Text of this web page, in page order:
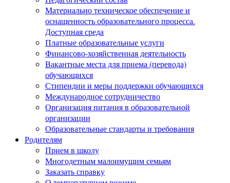
Материально техническое обеспечение и
оснащенность образовательного процесса.
Доступная среда
Платные образовательные услуги
Финансово-хозяйственная деятельность
Вакантные места для приема (перевода)
обучающихся
Стипендии и меры поддержки обучающихся
Международное сотрудничество
Организация питания в образовательной
организации
Образовательные стандарты и требования
Родителям
Прием в школу
Многодетным малоимущим семьям
Заказать справку